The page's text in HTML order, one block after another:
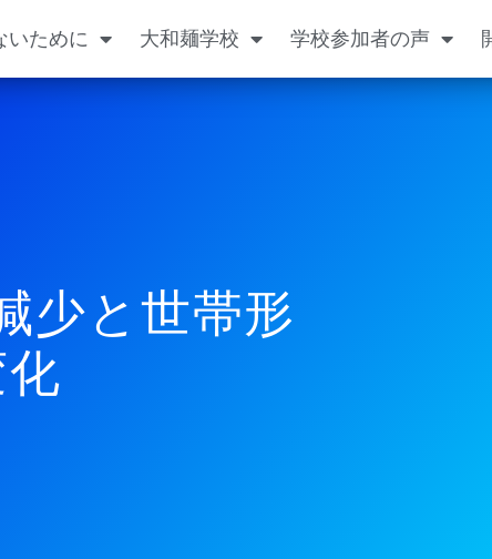
いために 大和麺学校 学校参加者の声
少と世帯形